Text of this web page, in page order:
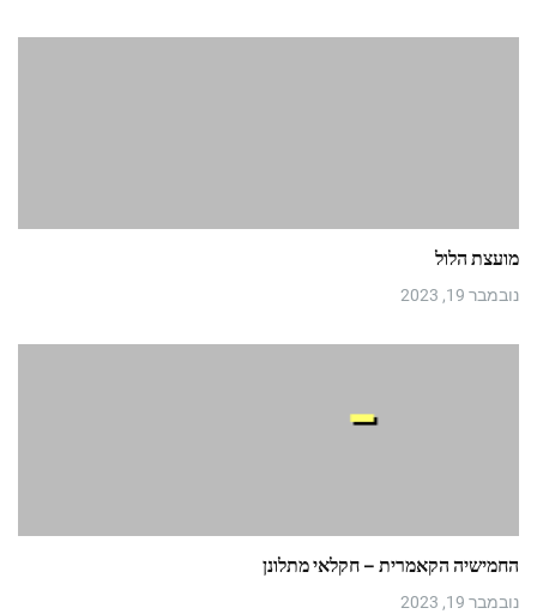
מועצת הלול
נובמבר 19, 2023
החמישיה הקאמרית – חקלאי מתלונן
נובמבר 19, 2023